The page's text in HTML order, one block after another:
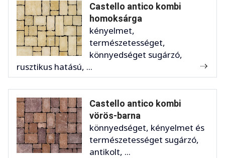
Castello antico kombi
homoksárga
kényelmet,
természetességet,
könnyedséget sugárzó,
rusztikus hatású, ...
Castello antico kombi
vörös-barna
könnyedséget, kényelmet és
természetességet sugárzó,
antikolt, ...